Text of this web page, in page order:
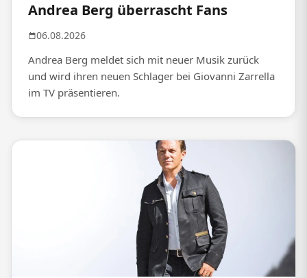
Andrea Berg überrascht Fans
06.08.2026
Andrea Berg meldet sich mit neuer Musik zurück
und wird ihren neuen Schlager bei Giovanni Zarrella
im TV präsentieren.